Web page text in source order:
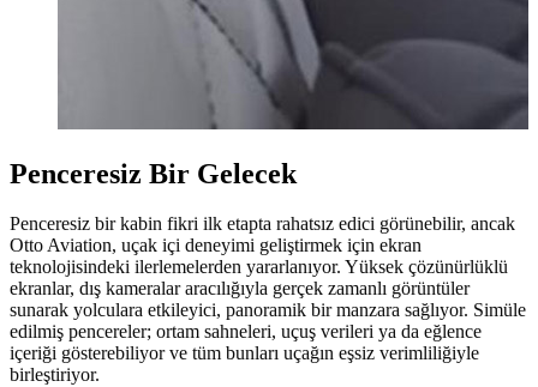
Penceresiz Bir Gelecek
Penceresiz bir kabin fikri ilk etapta rahatsız edici görünebilir, ancak
Otto Aviation, uçak içi deneyimi geliştirmek için ekran
teknolojisindeki ilerlemelerden yararlanıyor. Yüksek çözünürlüklü
ekranlar, dış kameralar aracılığıyla gerçek zamanlı görüntüler
sunarak yolculara etkileyici, panoramik bir manzara sağlıyor. Simüle
edilmiş pencereler; ortam sahneleri, uçuş verileri ya da eğlence
içeriği gösterebiliyor ve tüm bunları uçağın eşsiz verimliliğiyle
birleştiriyor.